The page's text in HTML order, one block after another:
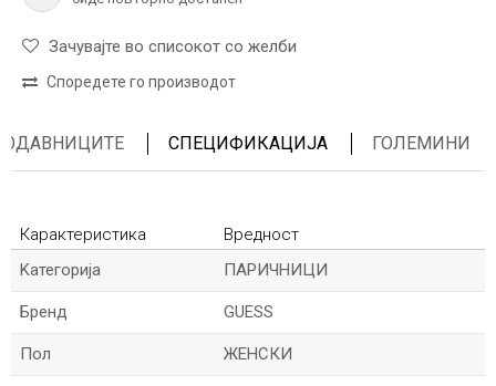
Зачувајте во списокот со желби
Споредете го производот
СПЕЦИФИКАЦИЈА ГОЛЕМИНИ
Карактеристика
Вредност
Kатегорија
ПАРИЧНИЦИ
Бренд GUESS
Пол ЖЕНСКИ